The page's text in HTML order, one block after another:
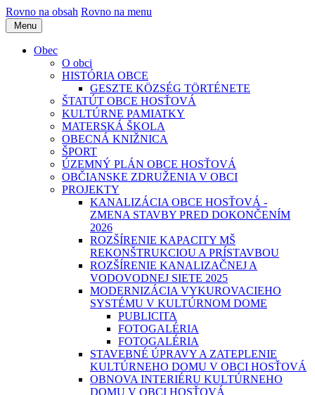
Rovno na obsah Rovno na menu
Menu
Obec
O obci
HISTÓRIA OBCE
GESZTE KÖZSÉG TÖRTÉNETE
ŠTATÚT OBCE HOSŤOVÁ
KULTÚRNE PAMIATKY
MATERSKÁ ŠKOLA
OBECNÁ KNIŽNICA
ŠPORT
ÚZEMNÝ PLÁN OBCE HOSŤOVÁ
OBČIANSKE ZDRUŽENIA V OBCI
PROJEKTY
KANALIZÁCIA OBCE HOSŤOVÁ -
ZMENA STAVBY PRED DOKONČENÍM
2026
ROZŠÍRENIE KAPACITY MŠ
REKONŠTRUKCIOU A PRÍSTAVBOU
ROZŠÍRENIE KANALIZAČNEJ A
VODOVODNEJ SIETE 2025
MODERNIZÁCIA VYKUROVACIEHO
SYSTÉMU V KULTÚRNOM DOME
PUBLICITA
FOTOGALÉRIA
FOTOGALÉRIA
STAVEBNÉ ÚPRAVY A ZATEPLENIE
KULTÚRNEHO DOMU V OBCI HOSŤOVÁ
OBNOVA INTERIÉRU KULTÚRNEHO
DOMU V OBCI HOSŤOVÁ